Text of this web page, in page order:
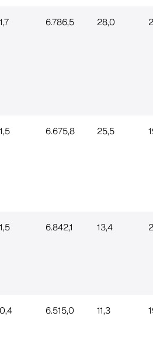
6.786,5 28,0
6.675,8 25,5
6.842,1 13,4
6.515,0 11,3